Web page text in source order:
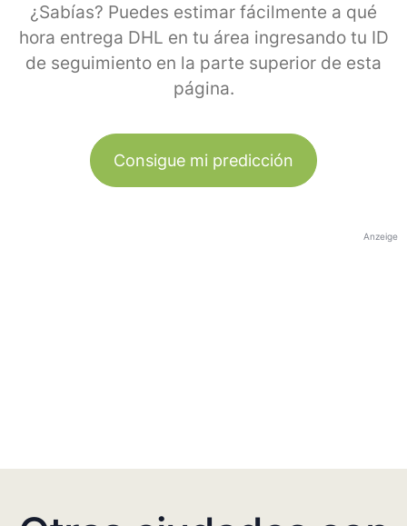
¿Sabías? Puedes estimar fácilmente a qué
hora entrega DHL en tu área ingresando tu ID
de seguimiento en la parte superior de esta
página.
Consigue mi predicción
Anzeige